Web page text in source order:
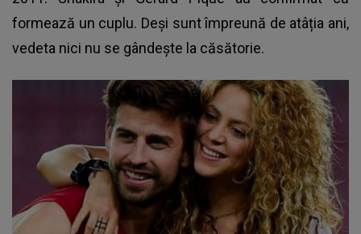
formează un cuplu. Deși sunt împreună de atâția ani,
vedeta nici nu se gândește la căsătorie.